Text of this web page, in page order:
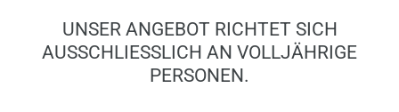
0
0,00 EUR
UNSER ANGEBOT RICHTET SICH
AUSSCHLIESSLICH AN VOLLJÄHRIGE P
ERSONEN.